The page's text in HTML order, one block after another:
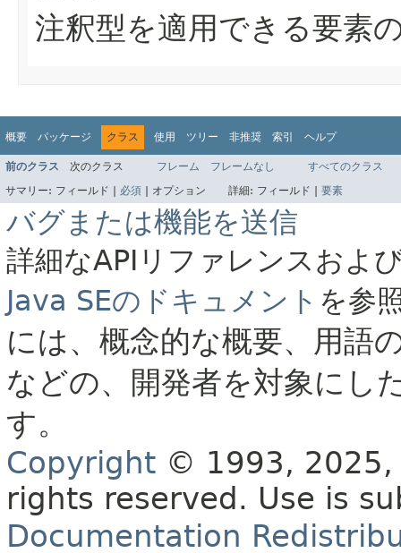
注釈型を適用できる要素
概要 パッケージ クラス 使用 ツリー 非推奨 索引 ヘルプ
前のクラス 次のクラス フレーム フレームなし
すべてのクラス
サマリー: フィールド | 必須 オプション 詳細: フィールド | 要素
バグまたは機能を送信
詳細なAPIリファレンスおよ
Java SEのドキュメント を参
には、概念的な概要、用語
などの、開発者を対象にし
す。
Copyright © 1993,
rights reserved. Use is
Documentation